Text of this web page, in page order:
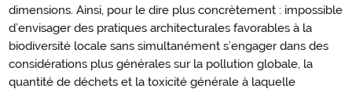
dimensions. Ainsi, pour le dire plus concrètement : impossible
d’envisager des pratiques architecturales favorables à la
biodiversité locale sans simultanément s’engager dans des
considérations plus générales sur la pollution globale, la
quantité de déchets et la toxicité générale à laquelle